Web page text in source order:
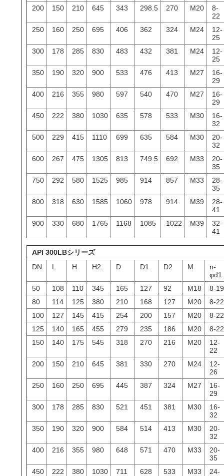
200 150 210 645 343 298.5 270 M20
8-
22
250
160 250 695 406 362 324 M24
12-
25
300
178 285 830 483 432 381 M24
12-
25
350
190 320 900 533 476 413 M27
16-
29
400
216 355 980 597 540 470 M27
16-
29
450
222 380 1030 635 578 533 M30
16-
32
500
229 415 1110 699 635 584 M30
20-
32
600
267 475 1305 813 749.5 692 M33
20-
35
750
292 580 1525 985 914 857 M33
28-
35
800
318 630 1585 1060 978 914 M39
28-
41
900
330 680 1765 1168 1085 1022 M39
32-
41
API 300LBシリーズ
DN
L H H2 D D1 D2 M
n-
φd1
50
108 110 345 165 127 92 M18
8-19
80
114 125 380 210 168 127 M20
8-22
100
127 145 415 254 200 157 M20
8-22
125
140 165 455 279 235 186 M20
8-22
150
140 175 545 318 270 216 M20
12-
22
200
150 210 645 381 330 270 M24
12-
26
250
160 250 695 445 387 324 M27
16-
29
300
178 285 830 521 451 381 M30
16-
32
350
190 320 900 584 514 413 M30
20-
32
400
216 355 980 648 571 470 M33
20-
35
450
222 380 1030 711 628 533 M33
24-